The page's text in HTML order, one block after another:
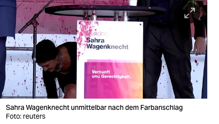
berlin
nord
wahrheit
verlag
verlag
veranstaltungen
Sahra Wagenknecht unmittelbar nach dem Farbanschlag
Foto: reuters